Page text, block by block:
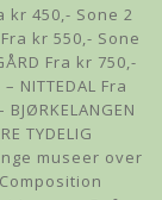
kr 450,- Sone 2
Fra kr 550,- Sone
Fra kr 750,-
NITTEDAL Fra
TYDELIG
museer over